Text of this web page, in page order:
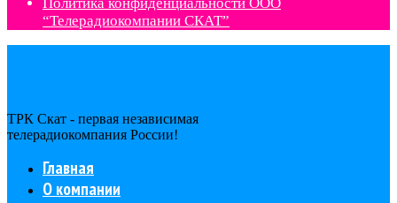
“Телерадиокомпании СКАТ”
ТРК Скат - первая независимая
телерадиокомпания Роcсии!
Главная
О компании